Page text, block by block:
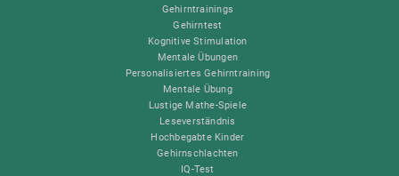
Gehirntrainings
Gehirntest
Kognitive Stimulation
Mentale Übungen
Personalisiertes Gehirntraining
Mentale Übung
Lustige Mathe-Spiele
Leseverständnis
Hochbegabte Kinder
Gehirnschlachten
IQ-Test